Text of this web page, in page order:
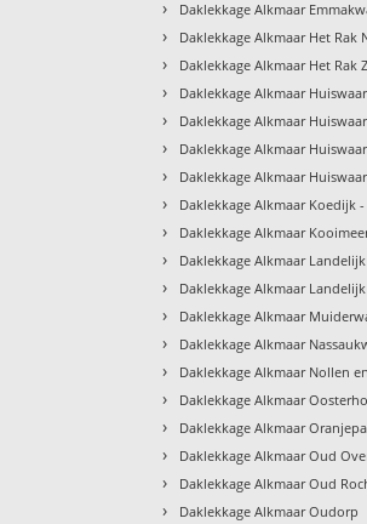
› Daklekkage Alkmaar
› Daklekkage Alkmaar Het Rak
› Daklekkage Alkmaar Het Rak
› Daklekkage Alkmaar
› Daklekkage Alkmaar
› Daklekkage Alkmaar
› Daklekkage Alkmaar
› Daklekkage Alkmaar Koedijk
› Daklekkage Alkmaar
› Daklekkage Alkmaar
› Daklekkage Alkmaar
› Daklekkage Alkmaar
› Daklekkage Alkmaar
› Daklekkage Alkmaar Nollen
› Daklekkage Alkmaar
› Daklekkage Alkmaar
› Daklekkage Alkmaar Oud
› Daklekkage Alkmaar Oud
› Daklekkage Alkmaar Oudorp